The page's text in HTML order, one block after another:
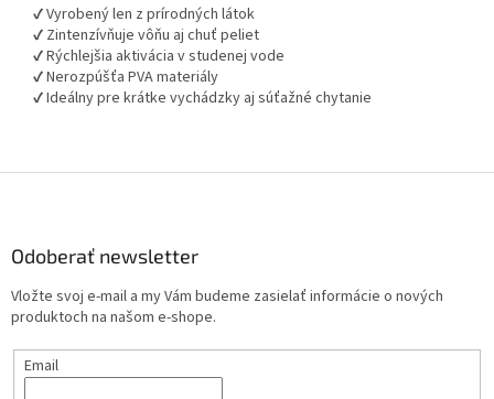
✔️ Vyrobený len z prírodných látok
✔️ Zintenzívňuje vôňu aj chuť peliet
✔️ Rýchlejšia aktivácia v studenej vode
✔️ Nerozpúšťa PVA materiály
✔️ Ideálny pre krátke vychádzky aj súťažné chytanie
Odoberať newsletter
Vložte svoj e-mail a my Vám budeme zasielať informácie o nových
produktoch na našom e-shope.
Email